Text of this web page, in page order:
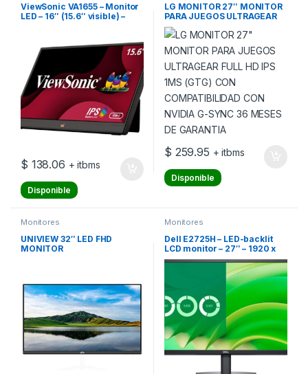
ViewSonic VA1655 – Monitor
LED – 16″ (15.6″ visible) –
cd/m² – 800:1 – 7 ms – Mini
HDMI, USB-C – altavoces
$ 138.06 + itbms
Disponible
LG MONITOR 27″ MONITOR
PARA JUEGOS ULTRAGEAR
FULL HD IPS 1MS (GTG) CON
COMPATIBILIDAD CON
NVIDIA G-SYNC 36 MESES
DE GARANTIA
$ 259.95 + itbms
Disponible
Monitores
UNIVIEW 32″ LED FHD
MONITOR
Monitores
Dell E2725H – LED-backlit
LCD monitor – 27″ – 1920 x
1080 – 60 Hz – VA – VGA /
DisplayPort – Black